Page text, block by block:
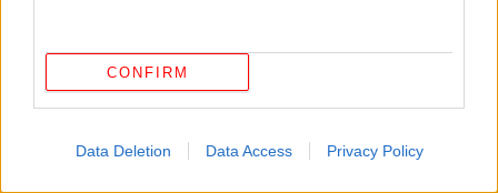
CONFIRM
Data Deletion Data Access Privacy Policy
28/07/2023 12:12